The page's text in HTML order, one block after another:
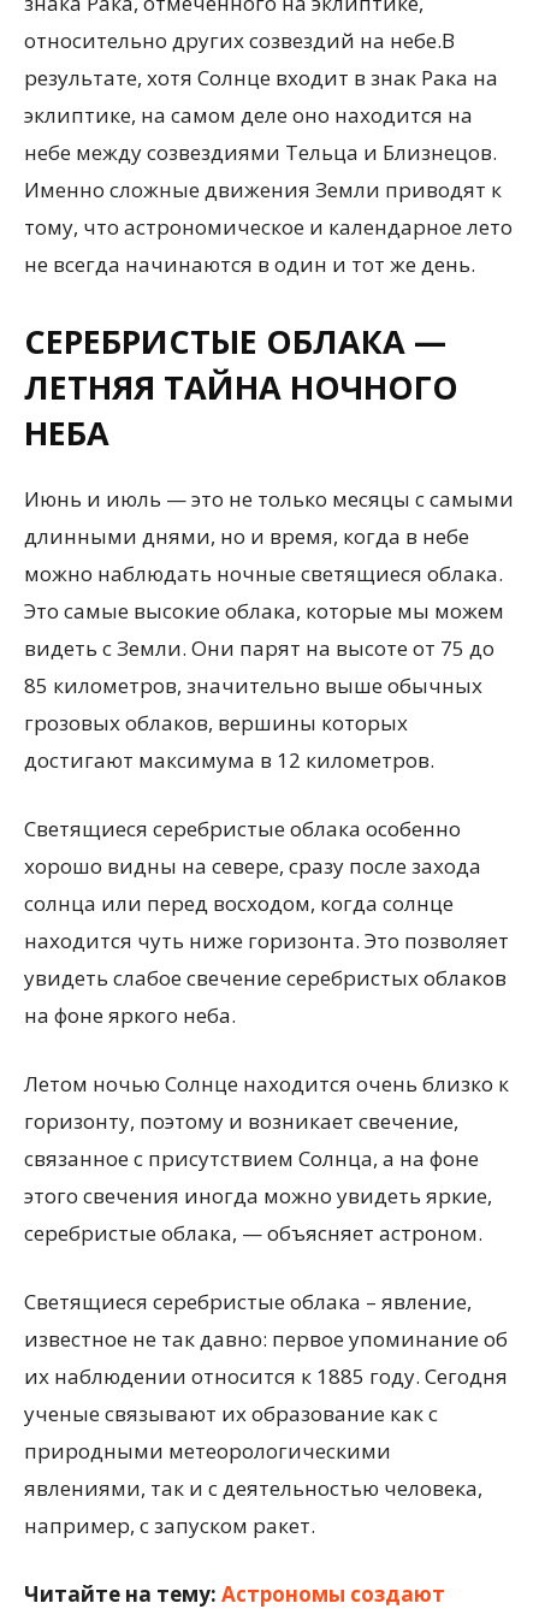
относительно других созвездий на небе.В
результате, хотя Солнце входит в знак Рака на
эклиптике, на самом деле оно находится на
небе между созвездиями Тельца и Близнецов.
Именно сложные движения Земли приводят к
тому, что астрономическое и календарное лето
не всегда начинаются в один и тот же день.
СЕРЕБРИСТЫЕ ОБЛАКА —
ЛЕТНЯЯ ТАЙНА НОЧНОГО
НЕБА
Июнь и июль — это не только месяцы с самыми
длинными днями, но и время, когда в небе
можно наблюдать ночные светящиеся облака.
Это самые высокие облака, которые мы можем
видеть с Земли. Они парят на высоте от 75 до
85 километров, значительно выше обычных
грозовых облаков, вершины которых
достигают максимума в 12 километров.
Светящиеся серебристые облака особенно
хорошо видны на севере, сразу после захода
солнца или перед восходом, когда солнце
находится чуть ниже горизонта. Это позволяет
увидеть слабое свечение серебристых облаков
на фоне яркого неба.
Летом ночью Солнце находится очень близко к
горизонту, поэтому и возникает свечение,
связанное с присутствием Солнца, а на фоне
этого свечения иногда можно увидеть яркие,
серебристые облака, — объясняет астроном.
Светящиеся серебристые облака – явление,
известное не так давно: первое упоминание об
их наблюдении относится к 1885 году. Сегодня
ученые связывают их образование как с
природными метеорологическими
явлениями, так и с деятельностью человека,
например, с запуском ракет.
Читайте на тему: Астрономы создают